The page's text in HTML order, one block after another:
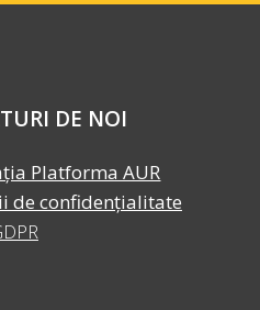
DE NOI
Platforma AUR
de confidențialitate